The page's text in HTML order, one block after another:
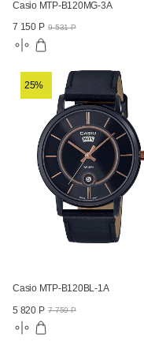
Casio MTP-B120MG-3A
7 150 Р 9 531 Р
25%
Casio MTP-B120BL-1A
5 820 Р 7 759 Р